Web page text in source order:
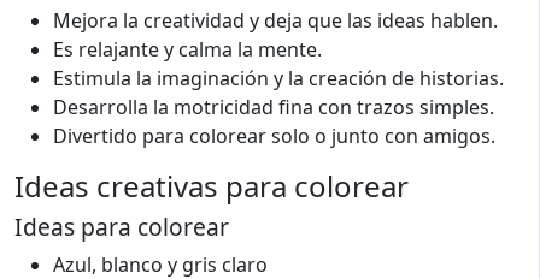
Mejora la creatividad y deja que las ideas hablen.
Es relajante y calma la mente.
Estimula la imaginación y la creación de historias.
Desarrolla la motricidad fina con trazos simples.
Divertido para colorear solo o junto con amigos.
Ideas creativas para colorear
Ideas para colorear
Azul, blanco y gris claro